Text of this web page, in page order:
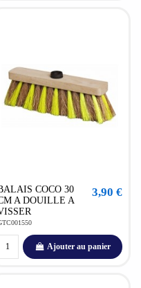
COCO 30
A DOUILLE A
3,90 €
Ajouter au panier